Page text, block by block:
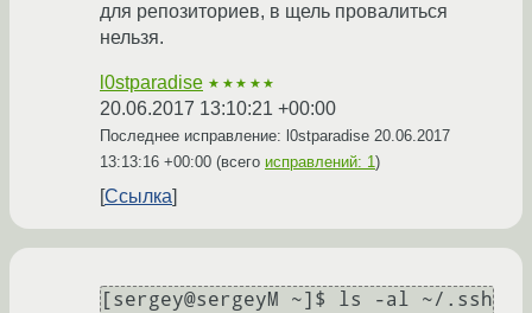
для репозиториев, в щель провалиться
нельзя.
l0stparadise ★★★★★
20.06.2017 13:10:21 +00:00
Последнее исправление: l0stparadise 20.06.2017
13:13:16 +00:00 (всего исправлений: 1)
Ссылка
[sergey@sergeyM ~]$ ls -al ~/.ssh